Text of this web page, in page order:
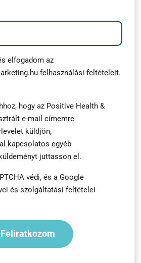
elfogadom az
felhasználási feltételeit.
hogy az Positive Health &
e-mail címemre
küldjön,
kapcsolatos egyéb
juttasson el.
védi, és a Google
és szolgáltatási feltételei